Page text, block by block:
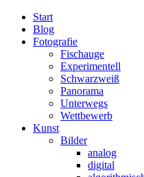
Start
Blog
Fotografie
Fischauge
Experimentell
Schwarzweiß
Panorama
Unterwegs
Wettbewerb
Kunst
Bilder
analog
digital